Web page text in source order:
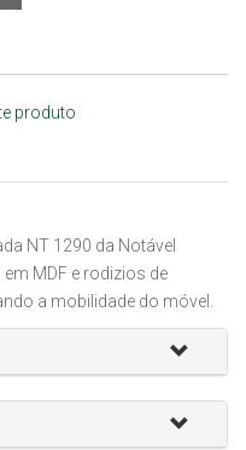
produto
NT 1290 da Notável
MDF e rodizios de
a mobilidade do móvel.